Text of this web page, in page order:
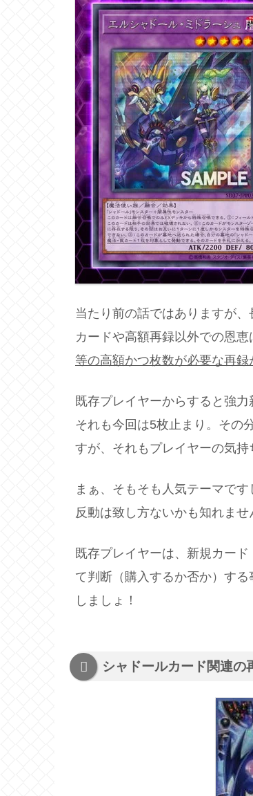
当たり前の話ではありますが
カードや高額再録以外での恩
等の高額かつ枚数が必要な再録
既存プレイヤーからすると強
それも今回は5枚止まり。その
すが、それもプレイヤーの気持
まぁ、そもそも人気テーマで
反動は致し方ないかも知れませ
既存プレイヤーは、新規カー
て判断（購入するか否か）す
しましょ！
シャドールカード関連の